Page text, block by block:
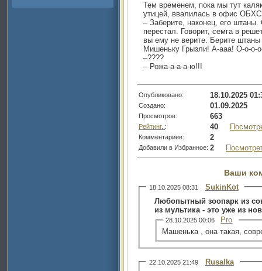
Тем временем, пока мы тут
утицей, ввалилась в офис
– Заберите, наконец, его штаны.
перестал. Говорит, семга в
вы ему не верите. Берите
Мишеньку Грызли! А-ааа! О-о-о-
–????
– Рожа-а-а-а-ю!!!
Опубликовано: 18.10.2025
Создано: 01.09.2025
Просмотров: 663
Рейтинг.. : 40
Комментариев: 2
Добавили в Избранное: 2
Ваши
18.10.2025 08:31
SukinKot
Любопытный зоопарк из
из мультика - это уже из
28.10.2025 00:06
Pro
Машенька , она такая,
22.10.2025 21:49
Rusalka